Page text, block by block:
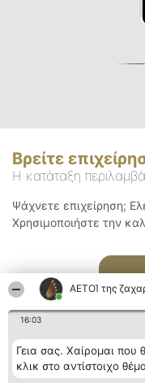
ΑΕΤΟΊ της
16:03
Γεια σας. Χαίρομαι
κλικ στο αντίστοιχο
Βρείτε
Η κατάταξη
Ψάχνετε επιχείρηση;
Χρησιμοποιήστε την